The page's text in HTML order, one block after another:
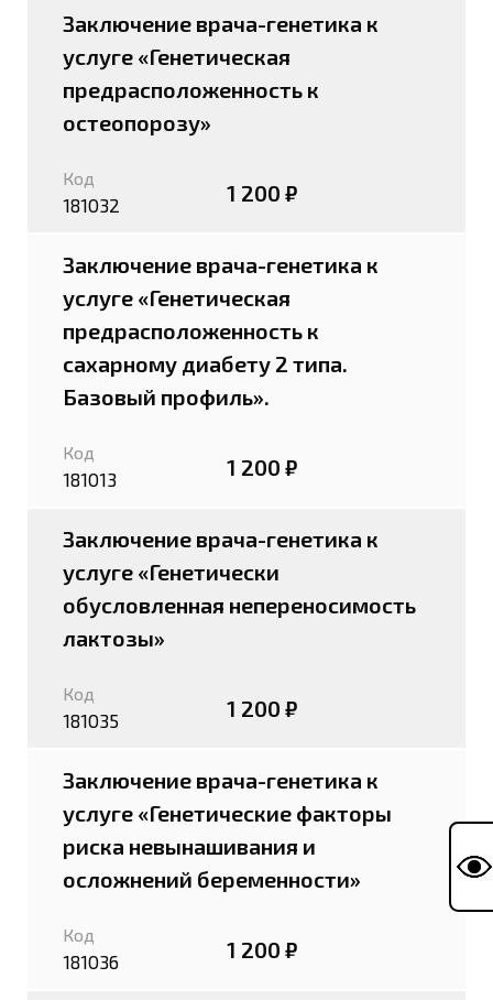
Заключение врача-генетика к
услуге «Генетическая
предрасположенность к
остеопорозу»
Код
181032 1 200 ₽
Заключение врача-генетика к
услуге «Генетическая
предрасположенность к
сахарному диабету 2 типа.
Базовый профиль».
Код
181013 1 200 ₽
Заключение врача-генетика к
услуге «Генетически
обусловленная непереносимость
лактозы»
Код
181035 1 200 ₽
Заключение врача-генетика к
услуге «Генетические факторы
риска невынашивания и
осложнений беременности»
Код
181036 1 200 ₽